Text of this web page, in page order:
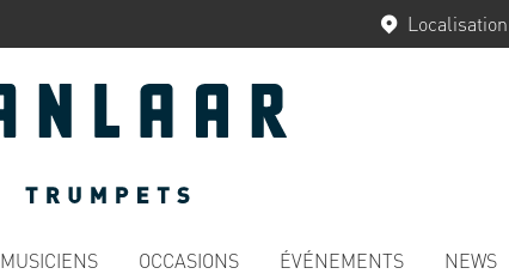
Localisation
MUSICIENS OCCASIONS ÉVÉNEMENTS NEWS